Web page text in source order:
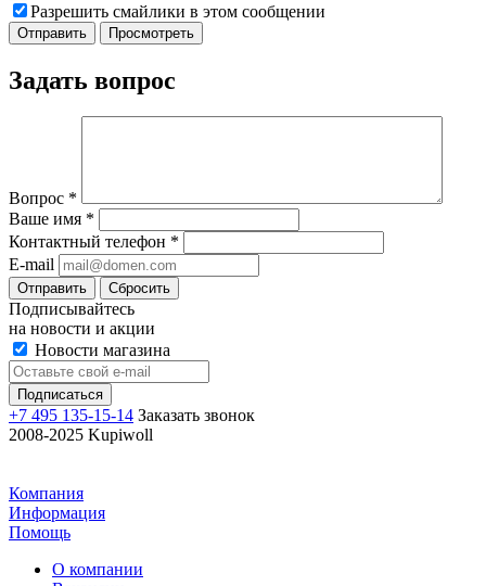
Разрешить смайлики в этом сообщении
Задать вопрос
Вопрос *
Ваше имя *
Контактный телефон *
E-mail
Отправить Сбросить
Подписывайтесь
на новости и акции
Новости магазина
+7 495 135-15-14 Заказать звонок
2008-2025 Kupiwoll
Компания
Информация
Помощь
О компании